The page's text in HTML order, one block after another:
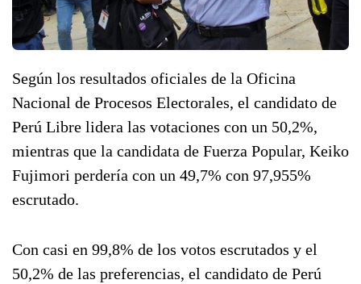
Según los resultados oficiales de la Oficina
Nacional de Procesos Electorales, el candidato de
Perú Libre lidera las votaciones con un 50,2%,
mientras que la candidata de Fuerza Popular, Keiko
Fujimori perdería con un 49,7% con 97,955%
escrutado.
Con casi en 99,8% de los votos escrutados y el
50,2% de las preferencias, el candidato de Perú